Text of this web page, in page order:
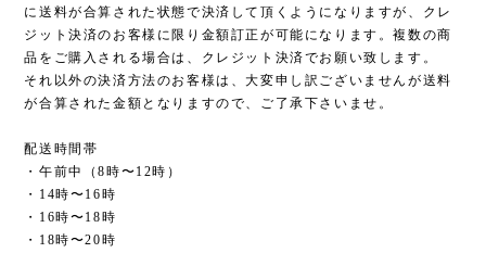
に送料が合算された状態で決済して頂くようになりますが、クレ
ジット決済のお客様に限り金額訂正が可能になります。複数の商
品をご購入される場合は、クレジット決済でお願い致します。
それ以外の決済方法のお客様は、大変申し訳ございませんが送料
が合算された金額となりますので、ご了承下さいませ。
配送時間帯
・午前中（8時〜12時）
・14時〜16時
・16時〜18時
・18時〜20時